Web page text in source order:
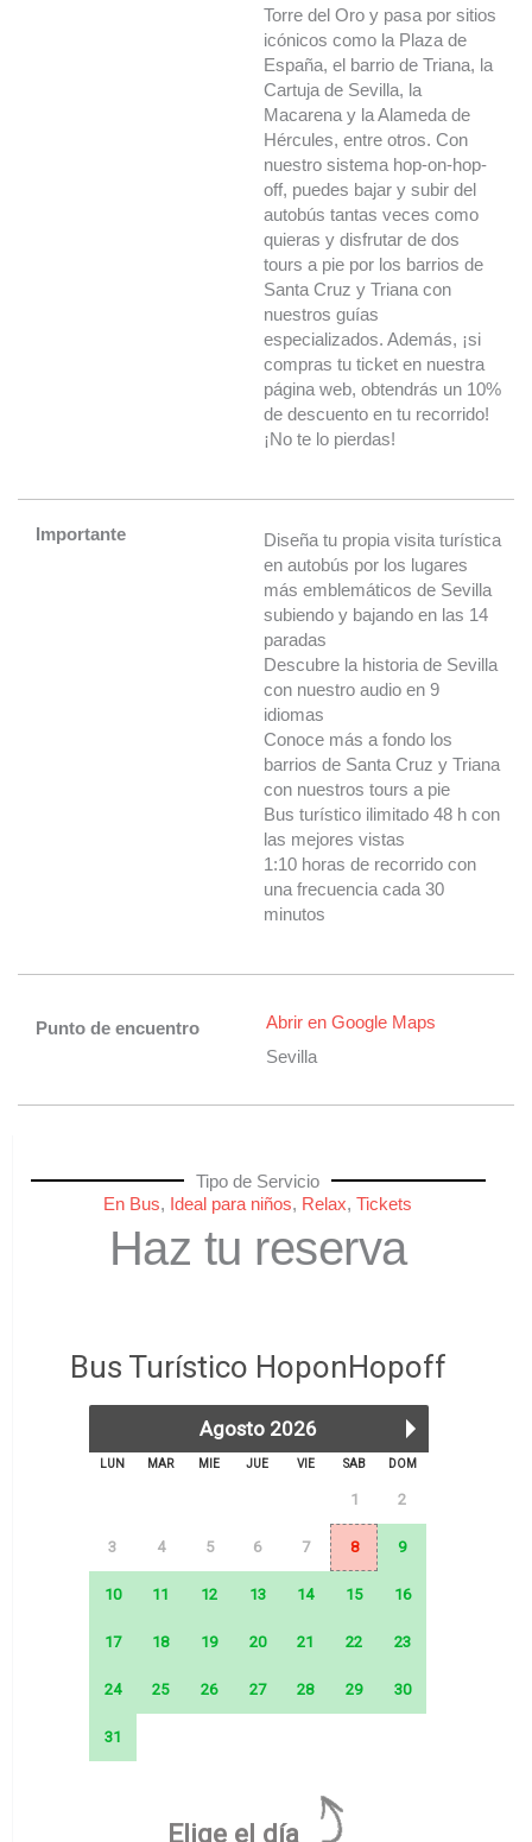
Torre del Oro y pasa por sitios
icónicos como la Plaza de
España, el barrio de Triana, la
Cartuja de Sevilla, la
Macarena y la Alameda de
Hércules, entre otros. Con
nuestro sistema hop-on-hop-
off, puedes bajar y subir del
autobús tantas veces como
quieras y disfrutar de dos
tours a pie por los barrios de
Santa Cruz y Triana con
nuestros guías
especializados. Además, ¡si
compras tu ticket en nuestra
página web, obtendrás un 10%
de descuento en tu recorrido!
¡No te lo pierdas!
Importante
Diseña tu propia visita turística
en autobús por los lugares
más emblemáticos de Sevilla
subiendo y bajando en las 14
paradas
Descubre la historia de Sevilla
con nuestro audio en 9
idiomas
Conoce más a fondo los
barrios de Santa Cruz y Triana
con nuestros tours a pie
Bus turístico ilimitado 48 h con
las mejores vistas
1:10 horas de recorrido con
una frecuencia cada 30
minutos
Punto de encuentro
Abrir en Google Maps
Sevilla
Tipo de Servicio
En Bus, Ideal para niños, Relax, Tickets
Haz tu reserva